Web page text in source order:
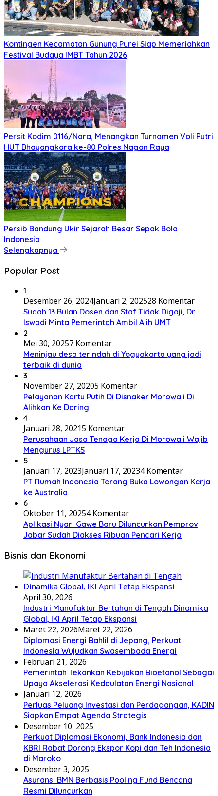
Kontingen Kecamatan Gunung Purei Siap Memeriahkan
Festival Budaya IMBT Tahun 2026
Persit Kodim 0116/Nara, Menangkan Turnamen Voli Putri
HUT Bhayangkara ke-80 Polres Nagan Raya
Persib Bandung Ukir Sejarah Besar Sepak Bola
Indonesia
Selengkapnya
Popular Post
1
Desember 26, 2024Januari 2, 202528 Komentar
Sudah 13 Bulan Dosen dan Staf Tidak Digaji, Dr.
Iswadi Minta Pemerintah Ambil Alih UMT
2
Mei 30, 20257 Komentar
Meninjau desa terindah di Yogyakarta yang jadi
terbaik di dunia
3
November 27, 20205 Komentar
Pelayanan Kartu Putih Di Disnaker Morowali Di
Alihkan Ke Daring
4
Januari 28, 20215 Komentar
Perusahaan Jasa Tenaga Kerja Di Morowali Wajib
Mengurus LPTKS
5
Januari 17, 2023Januari 17, 20234 Komentar
PT Rumah Indonesia Terang Buka Lowongan Kerja
ke Australia
6
Oktober 11, 20254 Komentar
Aplikasi Nyari Gawe Baru Diluncurkan Pemprov
Jabar Sudah Diakses Ribuan Pencari Kerja
Bisnis dan Ekonomi
April 30, 2026
Industri Manufaktur Bertahan di Tengah Dinamika
Global, IKI April Tetap Ekspansi
Maret 22, 2026Maret 22, 2026
Diplomasi Energi Bahlil di Jepang, Perkuat
Indonesia Wujudkan Swasembada Energi
Februari 21, 2026
Pemerintah Tekankan Kebijakan Bioetanol Sebagai
Upaya Akselerasi Kedaulatan Energi Nasional
Januari 12, 2026
Perluas Peluang Investasi dan Perdagangan, KADIN
Siapkan Empat Agenda Strategis
Desember 10, 2025
Perkuat Diplomasi Ekonomi, Bank Indonesia dan
KBRI Rabat Dorong Ekspor Kopi dan Teh Indonesia
di Maroko
Desember 3, 2025
Asuransi BMN Berbasis Pooling Fund Bencana
Resmi Diluncurkan